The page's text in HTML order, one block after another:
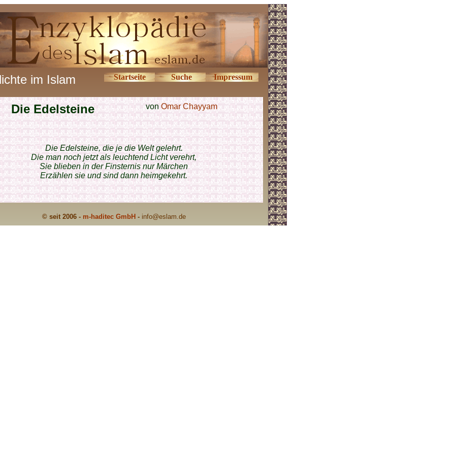
im Islam Startseite Suche Impressum
Die Edelsteine vonOmar Chayyam
Die Edelsteine, die je die Welt gelehrt.
Die man noch jetzt als leuchtend Licht verehrt,
Sie blieben in der Finsternis nur Märchen
Erzählen sie und sind dann heimgekehrt.
© seit 2006 - m-haditec GmbH - info@eslam.de